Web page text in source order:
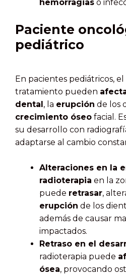
hemorragias o
Paciente
pediátrico
En pacientes pediátricos, el
tratamiento pueden
dental, la erupción de los
crecimiento óseo facial.
su desarrollo con
adaptarse al cambio
Alteraciones en la
radioterapia en la
puede retrasar,
erupción de los
además de causar
impactados.
Retraso en el
radioterapia puede
ósea, provocando